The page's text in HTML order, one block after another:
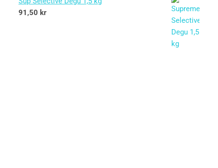
91,50 kr